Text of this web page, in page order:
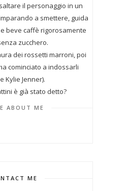
il personaggio in un
a smettere, guida
beve caffè rigorosamente
zucchero.
dei rossetti marroni, poi
cominciato a indossarli
Kylie Jenner).
è già stato detto?
ABOUT ME
ME